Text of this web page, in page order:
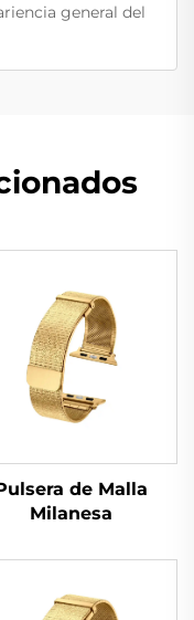
general del
de Malla
Milanesa